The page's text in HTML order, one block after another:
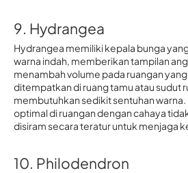
9. Hydrangea
Hydrangea memiliki kepala bunga
warna indah, memberikan tampilan
menambah volume pada ruangan
ditempatkan di ruang tamu atau sudut
membutuhkan sedikit sentuhan
optimal di ruangan dengan cahaya
disiram secara teratur untuk menjaga
10. Philodendron